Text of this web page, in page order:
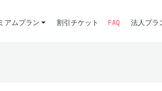
アムプラン 割引チケット FAQ 法人プラ